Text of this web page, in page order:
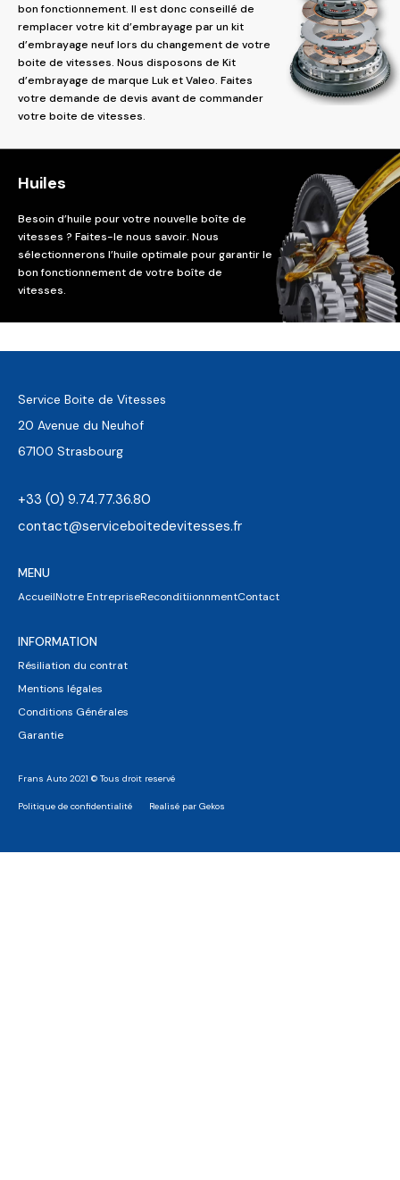
bon fonctionnement. Il est donc conseillé de
remplacer votre kit d’embrayage par un kit
d’embrayage neuf lors du changement de votre
boite de vitesses. Nous disposons de Kit
d’embrayage de marque Luk et Valeo. Faites
votre demande de devis avant de commander
votre boite de vitesses.
Huiles
Besoin d’huile pour votre nouvelle boîte de
vitesses ? Faites-le nous savoir. Nous
sélectionnerons l’huile optimale pour garantir le
bon fonctionnement de votre boîte de
vitesses.
Service Boite de Vitesses
20 Avenue du Neuhof
67100 Strasbourg
+33 (0) 9.74.77.36.80
contact@serviceboitedevitesses.fr
MENU
AccueilNotre EntrepriseReconditiionnmentContact
INFORMATION
Résiliation du contrat
Mentions légales
Conditions Générales
Garantie
Frans Auto 2021 © Tous droit reservé
Politique de confidentialité Realisé par Gekos